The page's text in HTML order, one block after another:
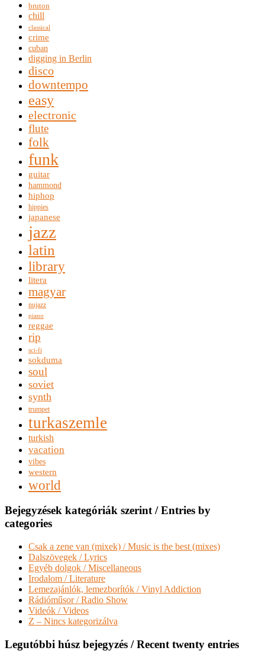
bruton
chill
classical
crime
cuban
digging in Berlin
disco
downtempo
easy
electronic
flute
folk
funk
guitar
hammond
hiphop
hippies
japanese
jazz
latin
library
litera
magyar
nujazz
piano
reggae
rip
sci-fi
sokduma
soul
soviet
synth
trumpet
turkaszemle
turkish
vacation
vibes
western
world
Bejegyzések kategóriák szerint / Entries by
categories
Csak a zene van (mixek) / Music is the best (mixes)
Dalszövegek / Lyrics
Egyéb dolgok / Miscellaneous
Irodalom / Literature
Lemezajánlók, lemezborítók / Vinyl Addiction
Rádióműsor / Radio Show
Videók / Videos
Z – Nincs kategorizálva
Legutóbbi húsz bejegyzés / Recent twenty entries